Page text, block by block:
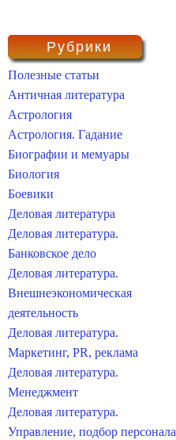
Рубрики
Полезные статьи
Античная литература
Астрология
Астрология. Гадание
Биографии и мемуары
Биология
Боевики
Деловая литература
Деловая литература.
Банковское дело
Деловая литература.
Внешнеэкономическая
деятельность
Деловая литература.
Маркетинг, PR, реклама
Деловая литература.
Менеджмент
Деловая литература.
Управление, подбор персонала